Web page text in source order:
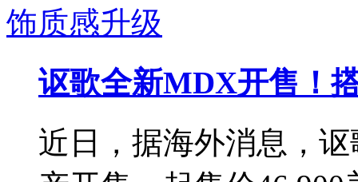
讴歌全新MDX开售！
近日，据海外消息，